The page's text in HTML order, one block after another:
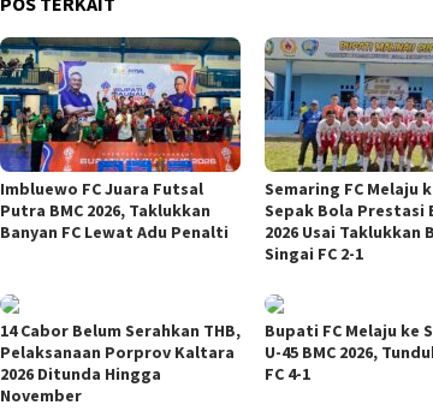
Imbluewo FC Juara Futsal
Putra BMC 2026, Taklukkan
Banyan FC Lewat Adu Penalti
Semaring FC Melaju
Sepak Bola Prestasi
2026 Usai Taklukkan
Singai FC 2-1
14 Cabor Belum Serahkan THB,
Pelaksanaan Porprov Kaltara
2026 Ditunda Hingga
November
Bupati FC Melaju ke
U-45 BMC 2026,
FC 4-1